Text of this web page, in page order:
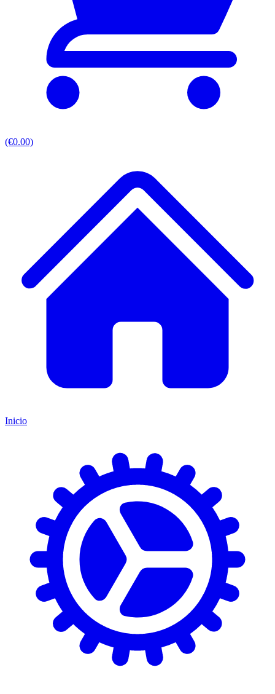
(€0.00)
Inicio